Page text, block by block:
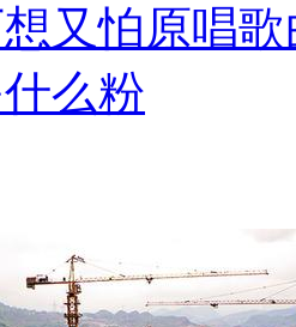
又怕原唱歌
么粉